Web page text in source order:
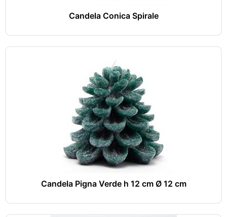
Candela Conica Spirale
Candela Pigna Verde h 12 cm Ø 12 cm